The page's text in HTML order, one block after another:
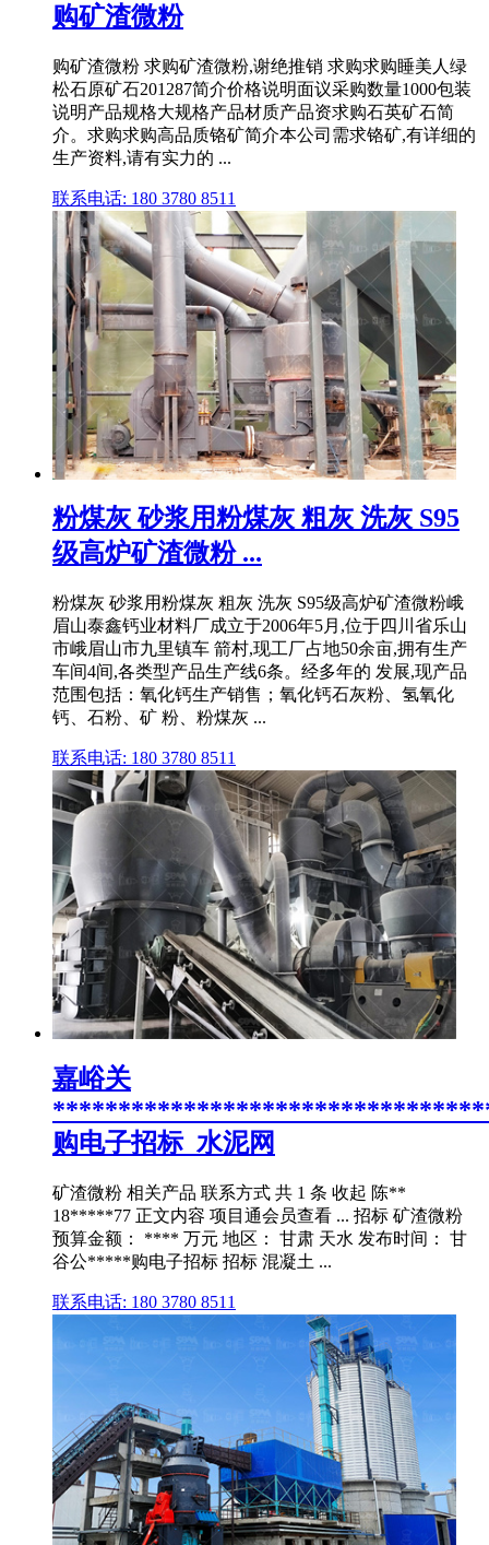
购矿渣微粉
购矿渣微粉 求购矿渣微粉,谢绝推销 求购求购睡美人绿
松石原矿石201287简介价格说明面议采购数量1000包装
说明产品规格大规格产品材质产品资求购石英矿石简
介。求购求购高品质铬矿简介本公司需求铬矿,有详细的
生产资料,请有实力的 ...
联系电话: 180 3780 8511
粉煤灰 砂浆用粉煤灰 粗灰 洗灰 S95
级高炉矿渣微粉 ...
粉煤灰 砂浆用粉煤灰 粗灰 洗灰 S95级高炉矿渣微粉峨
眉山泰鑫钙业材料厂成立于2006年5月,位于四川省乐山
市峨眉山市九里镇车 箭村,现工厂占地50余亩,拥有生产
车间4间,各类型产品生产线6条。经多年的 发展,现产品
范围包括：氧化钙生产销售；氧化钙石灰粉、氢氧化
钙、石粉、矿 粉、粉煤灰 ...
联系电话: 180 3780 8511
嘉峪关
购电子招标_水泥网
矿渣微粉 相关产品 联系方式 共 1 条 收起 陈**
18*****77 正文内容 项目通会员查看 ... 招标 矿渣微粉
预算金额： **** 万元 地区： 甘肃 天水 发布时间： 甘
谷公*****购电子招标 招标 混凝土 ...
联系电话: 180 3780 8511